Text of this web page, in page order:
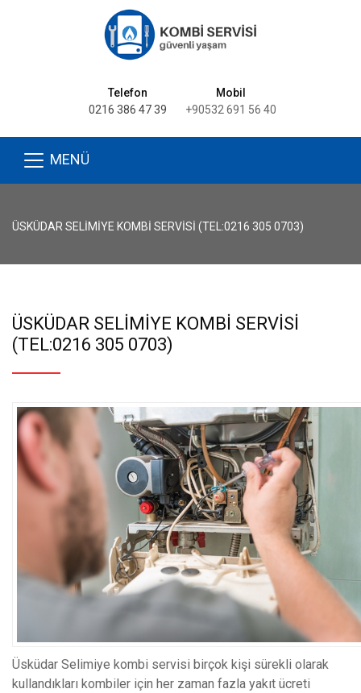
Telefon
0216 386 47 39
Mobil
+90532 691 56 40
MENÜ
ÜSKÜDAR SELIMIYE KOMBI SERVISI (TEL:0216 305 0703)
ÜSKÜDAR SELIMIYE KOMBI SERVISI
(TEL:0216 305 0703)
Üsküdar Selimiye kombi servisi birçok kişi sürekli olarak
kullandıkları kombiler için her zaman fazla yakıt ücreti